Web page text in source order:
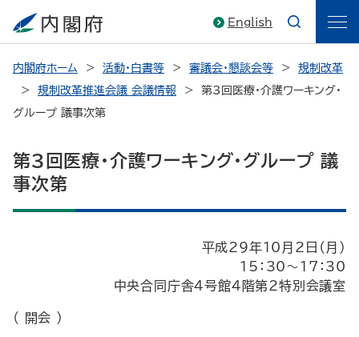
English
内閣府ホーム 活動・白書等 審議会・懇談会等
規制改革
規制改革推進会議 会議情報
第3回医療・介護ワーキング・
グループ 議事次第
第3回医療・介護ワーキング・グループ 議
事次第
平成29年10月2日（月）
15：30～17：30
中央合同庁舎4号館4階第2特別会議室
（ 開会 ）